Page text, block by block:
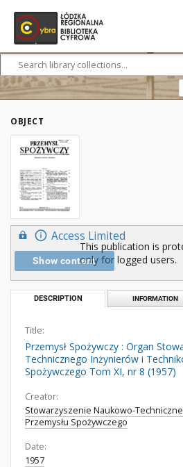
OBJECT
Access Limited
Show content
This publication is
only for logged users.
DESCRIPTION INFORMATION
Title:
Przemysł Spożywczy : Organ
Technicznego Inżynierów i
Spożywczego Tom XI, nr 8 (1957)
Creator:
Stowarzyszenie Naukowo-
Przemysłu Spożywczego
Date:
1957